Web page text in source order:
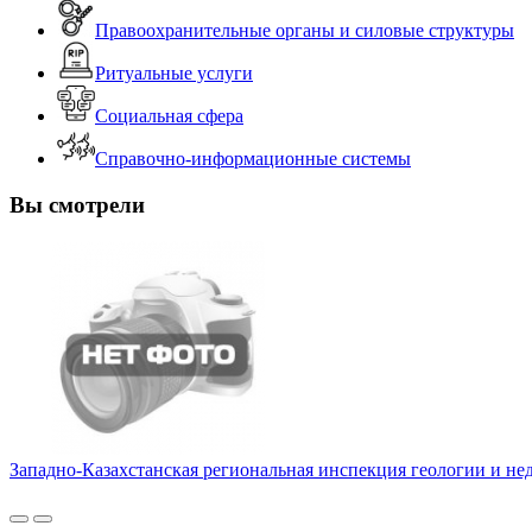
Правоохранительные органы и силовые структуры
Ритуальные услуги
Социальная сфера
Справочно-информационные системы
Вы смотрели
Западно-Казахстанская региональная инспекция геологии и